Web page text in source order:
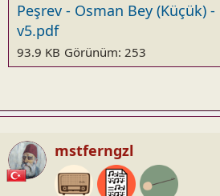
Peşrev - Osman Bey (Küçük)
v5.pdf
93.9 KB Görünüm: 253
mstferngzl